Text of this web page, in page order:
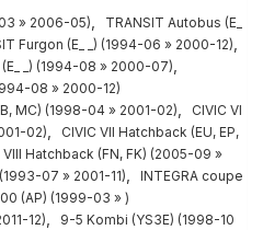
» 2006-05)
TRANSIT Autobus (E_
Furgon (E_ _) (1994-06 » 2000-12)
_) (1994-08 » 2000-07)
08 » 2000-12)
MC) (1998-04 » 2001-02)
CIVIC VI
02)
CIVIC VII Hatchback (EU, EP,
VIII Hatchback (FN, FK) (2005-09 »
07 » 2001-11)
INTEGRA coupe
(AP) (1999-03 » )
12)
9-5 Kombi (YS3E) (1998-10